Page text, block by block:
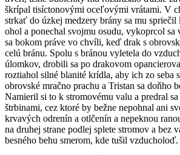
škrípal tisíctonovými oceľovými vrátami. V
strkať do úzkej medzery brány sa mu
ohol a ponechal svojmu osudu, vykoprcol sa
sa bokom práve vo chvíli, keď drak s
celú bránu. Spolu s bránou vyletela do
úlomkov, drobili sa po drakovom
roztiahol silné blanité krídla, aby ich zo seba
obrovské mračno prachu a Tristan sa doňho
Namieril si to k stromovému valu a predral sa
štrbinami, cez ktoré by bežne nepohnal ani
krvavých odrenín a otlčenín a nepeknou
na druhej strane podlej splete stromov a bez
besného behu smerom, kde tušil vzducholoď.